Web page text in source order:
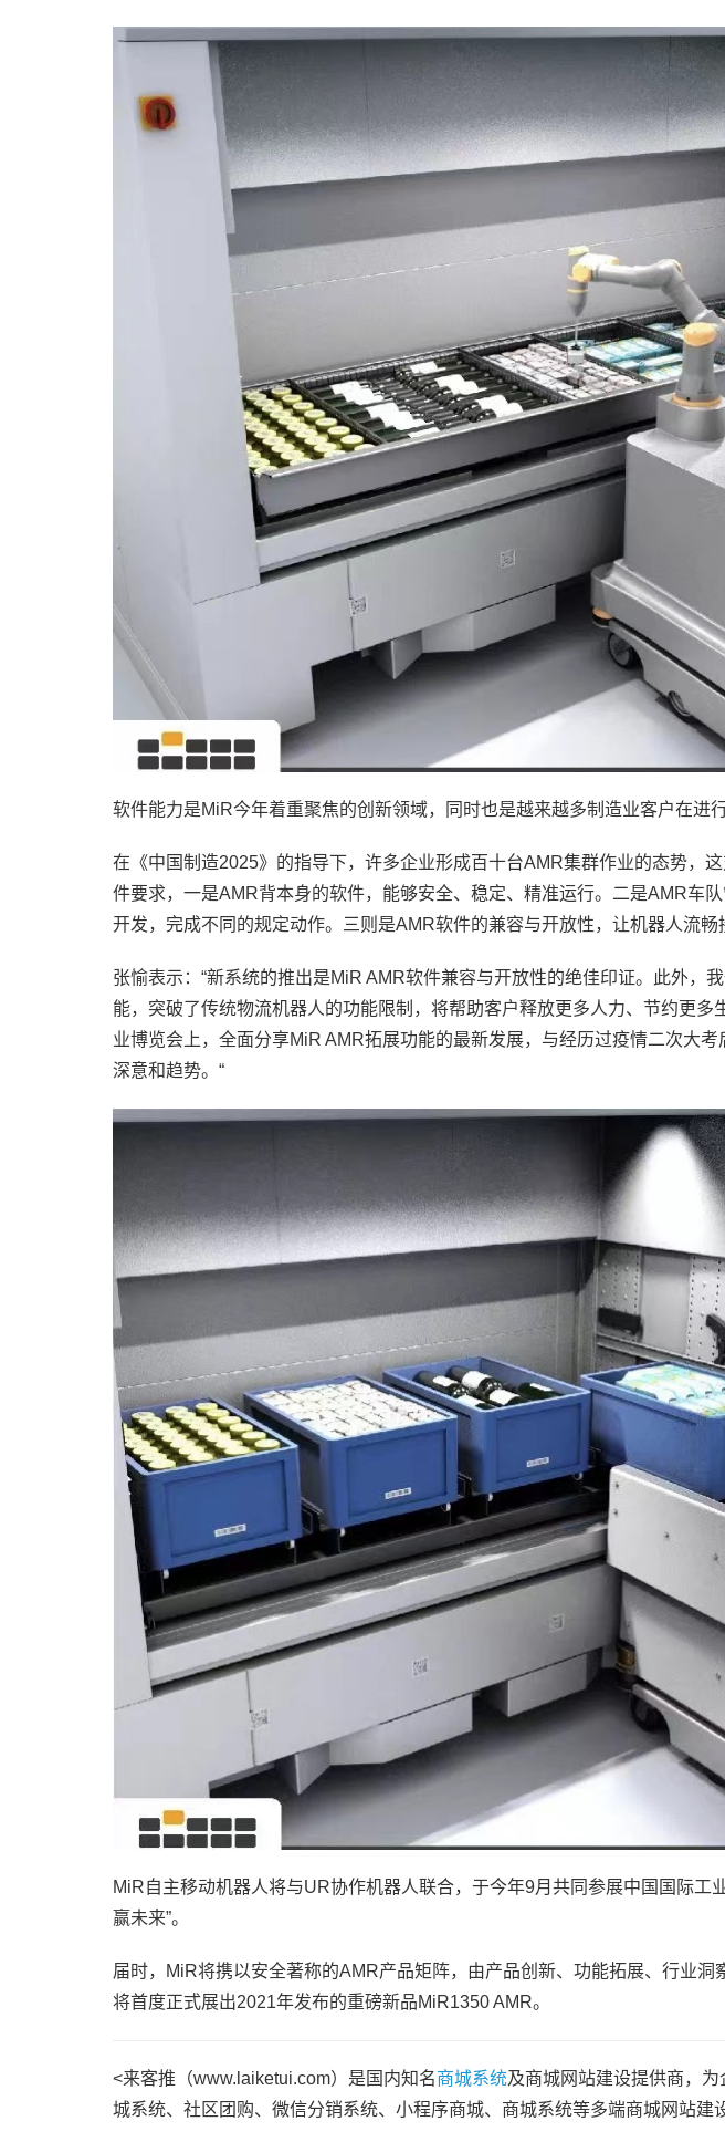
软件能力是MiR今年着重聚焦的创新领域，同时也是越来越多制造业客户在进
在《中国制造2025》的指导下，许多企业形成百十台AMR集群作业的态势，
件要求，一是AMR背本身的软件，能够安全、稳定、精准运行。二是AMR车
开发，完成不同的规定动作。三则是AMR软件的兼容与开放性，让机器人流畅
张愉表示：“新系统的推出是MiR AMR软件兼容与开放性的绝佳印证。此外，
能，突破了传统物流机器人的功能限制，将帮助客户释放更多人力、节约更
业博览会上，全面分享MiR AMR拓展功能的最新发展，与经历过疫情二次大
深意和趋势。“
MiR自主移动机器人将与UR协作机器人联合，于今年9月共同参展中国国际工
赢未来”。
届时，MiR将携以安全著称的AMR产品矩阵，由产品创新、功能拓展、行业洞
将首度正式展出2021年发布的重磅新品MiR1350 AMR。
<来客推（www.laiketui.com）是国内知名商城系统及商城网站建设提供商，
城系统、社区团购、微信分销系统、小程序商城、商城系统等多端商城网站建